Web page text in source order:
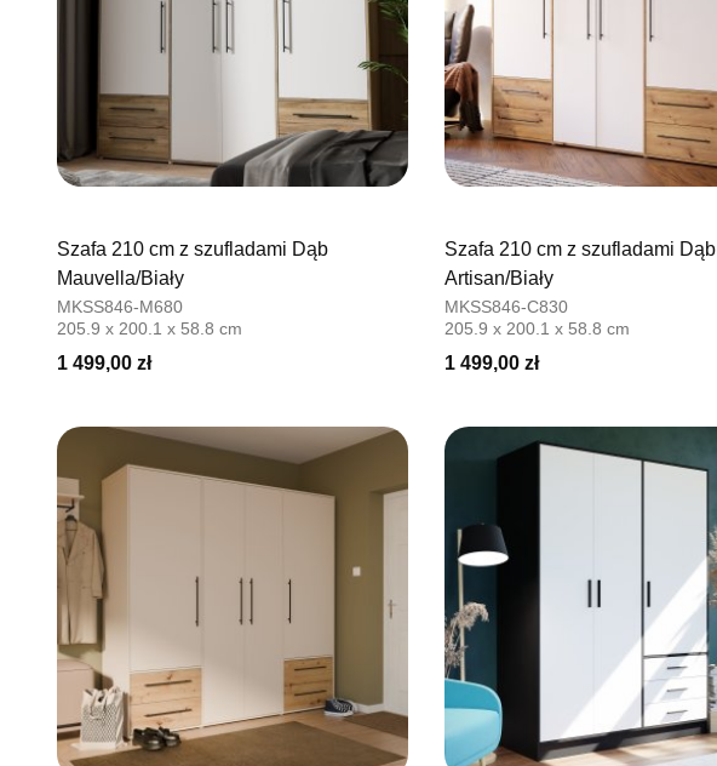
Szafa 210 cm z szufladami Dąb
Mauvella/Biały
MKSS846-M680
205.9 x 200.1 x 58.8 cm
1 499,00 zł
Szafa 210 cm z szufladami Dąb
Artisan/Biały
MKSS846-C830
205.9 x 200.1 x 58.8 cm
1 499,00 zł